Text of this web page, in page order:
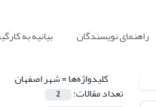
راهنمای نویسندگان بیانیه به
کلیدواژه‌ها =شهر اصفهان
تعداد مقالات: 2